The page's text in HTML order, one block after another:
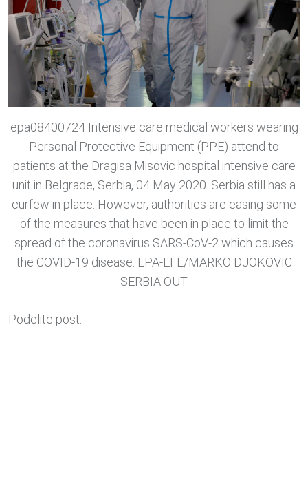
epa08400724 Intensive care medical workers wearing
Personal Protective Equipment (PPE) attend to
patients at the Dragisa Misovic hospital intensive care
unit in Belgrade, Serbia, 04 May 2020. Serbia still has a
curfew in place. However, authorities are easing some
of the measures that have been in place to limit the
spread of the coronavirus SARS-CoV-2 which causes
the COVID-19 disease. EPA-EFE/MARKO DJOKOVIC
SERBIA OUT
Podelite post: